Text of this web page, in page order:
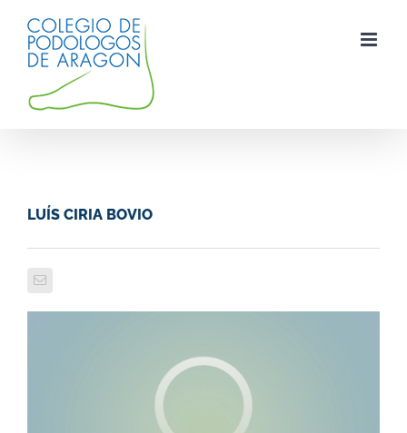
contenido
LUÍS CIRIA BOVIO